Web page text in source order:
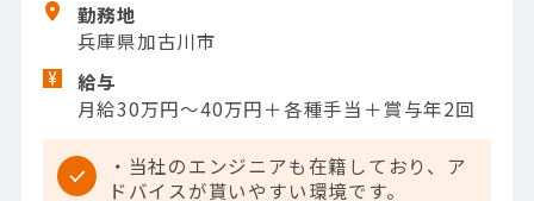
勤務地
兵庫県加古川市
給与
月給30万円～40万円＋各種手当＋賞与年2回
・当社のエンジニアも在籍しており、ア
ドバイスが貰いやすい環境です。